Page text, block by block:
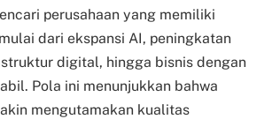
perusahaan yang memiliki
dari ekspansi AI, peningkatan
digital, hingga bisnis dengan
Pola ini menunjukkan bahwa
mengutamakan kualitas